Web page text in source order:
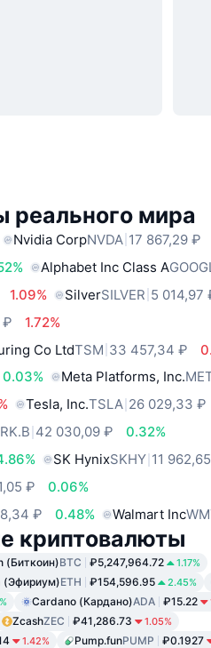
реального мира
Nvidia CorpNVDA 17 867,29 ₽
Alphabet Inc Class A
1.09% SilverSILVER 5 014,97
₽
1.72%
Co LtdTSM 33 457,34 ₽
0.03% Meta Platforms, Inc.
Tesla, Inc.TSLA 26 029,33 ₽
42 030,09 ₽
0.32%
SK HynixSKHY 11
₽
0.06%
₽ 0.48% Walmart Inc
криптовалюты
(Биткоин)BTC ₽5,247,964.72 1.17%
(Эфириум)ETH ₽154,596.95 2.45%
Cardano (Кардано)ADA ₽15.22
ZcashZEC ₽41,286.73 1.05%
1.42% Pump.funPUMP ₽0.1927